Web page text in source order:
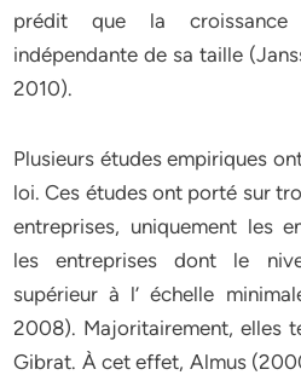
prédit que la croissance
indépendante de sa taille
2010).
Plusieurs études empiriques
loi. Ces études ont porté sur
entreprises, uniquement les
les entreprises dont le
supérieur à l’ échelle
2008). Majoritairement, elles
Gibrat. À cet effet, Almus